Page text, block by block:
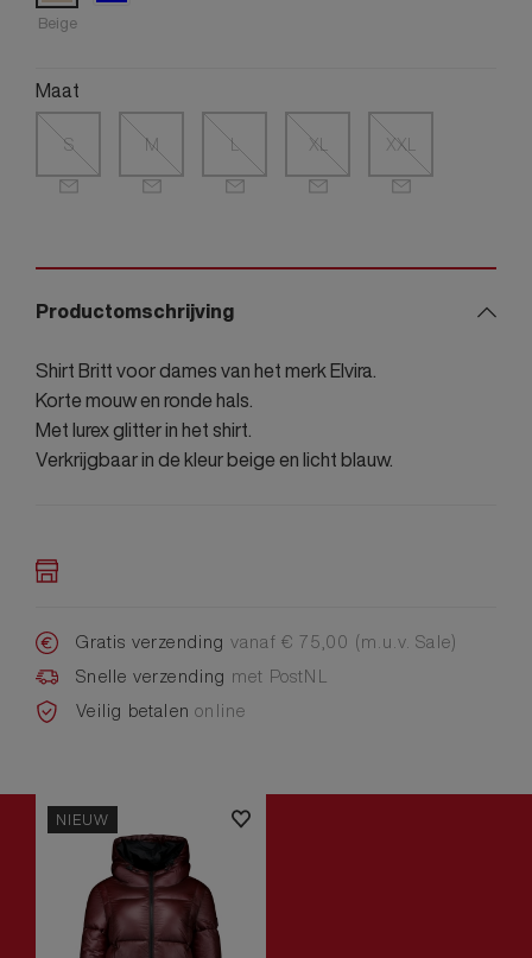
Beige
Maat
S M L XL XXL
Productomschrijving
Shirt Britt voor dames van het merk Elvira.
Korte mouw en ronde hals.
Met lurex glitter in het shirt.
Verkrijgbaar in de kleur beige en licht blauw.
Gratis verzending vanaf € 75,00 (m.u.v. Sale)
Snelle verzending met PostNL
Veilig betalenonline
NIEUW